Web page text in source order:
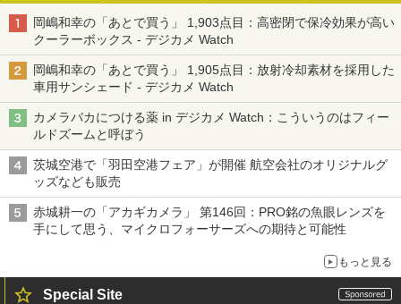
岡嶋和幸の「あとで買う」 1,903点目：高密閉で保冷効果が高い
クーラーボックス - デジカメ Watch
岡嶋和幸の「あとで買う」 1,905点目：放射冷却素材を採用した
車用サンシェード - デジカメ Watch
カメラバカにつける薬 in デジカメ Watch：こういうのはフィー
ルドズームと呼ぼう
茨城空港で「羽田空港フェア」が開催 航空会社のオリジナルグ
ッズなども販売
赤城耕一の「アカギカメラ」 第146回：PRO銘の魚眼レンズを
手にして思う、マイクロフォーサーズへの期待と可能性
もっと見る
Special Site